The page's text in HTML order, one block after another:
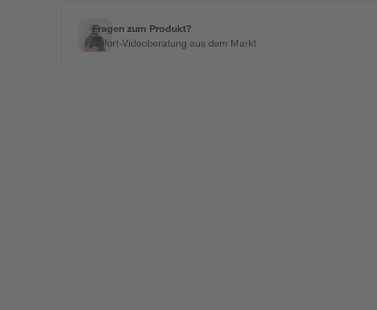
Fragen zum Produkt?
Sofort-Videoberatung aus dem Markt